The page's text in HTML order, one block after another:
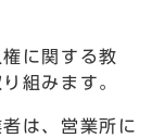
に関する教
組みます。
は、営業所に